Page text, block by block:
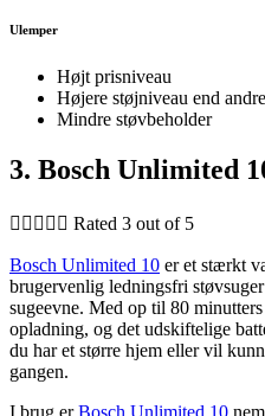
Ulemper
Højt prisniveau
Højere støjniveau end
Mindre støvbeholder
3. Bosch Unlimited
     Rated 3 out of 5
Bosch Unlimited 10 er et stærkt
brugervenlig ledningsfri
sugeevne. Med op til 80
opladning, og det udskiftelige
du har et større hjem eller vil
gangen.
I brug erBosch Unlimited 10